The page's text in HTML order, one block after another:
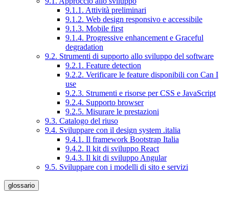
9.1.1. Attività preliminari
9.1.2. Web design responsivo e accessibile
9.1.3. Mobile first
9.1.4. Progressive enhancement e Graceful
degradation
9.2. Strumenti di supporto allo sviluppo del software
9.2.1. Feature detection
9.2.2. Verificare le feature disponibili con Can I
use
9.2.3. Strumenti e risorse per CSS e JavaScript
9.2.4. Supporto browser
9.2.5. Misurare le prestazioni
9.3. Catalogo del riuso
9.4. Sviluppare con il design system .italia
9.4.1. Il framework Bootstrap Italia
9.4.2. Il kit di sviluppo React
9.4.3. Il kit di sviluppo Angular
9.5. Sviluppare con i modelli di sito e servizi
glossario